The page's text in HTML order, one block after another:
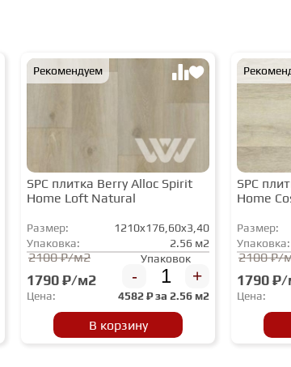
Рекомендуем
SPC плитка Berry Alloc Spirit
Home Loft Natural
Размер:
1210x176,60x3,40
Упаковка:
2.56 м2
2100 ₽/м2
1790 ₽/м2
Упаковок
- +
Цена: 4582₽ за 2.56 м2
В корзину
SPC
Home
Размер:
Упаковка:
2100 ₽/
1790
Цена: